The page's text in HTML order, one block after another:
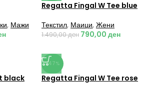
, Мажи
Regatta Fingal W Tee blue
Текстил, Маици, Жени
1.490,00ден 790,00 ден
black
-47%
Regatta Fingal W Tee rose